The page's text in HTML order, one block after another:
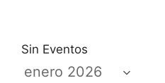
Sin Eventos